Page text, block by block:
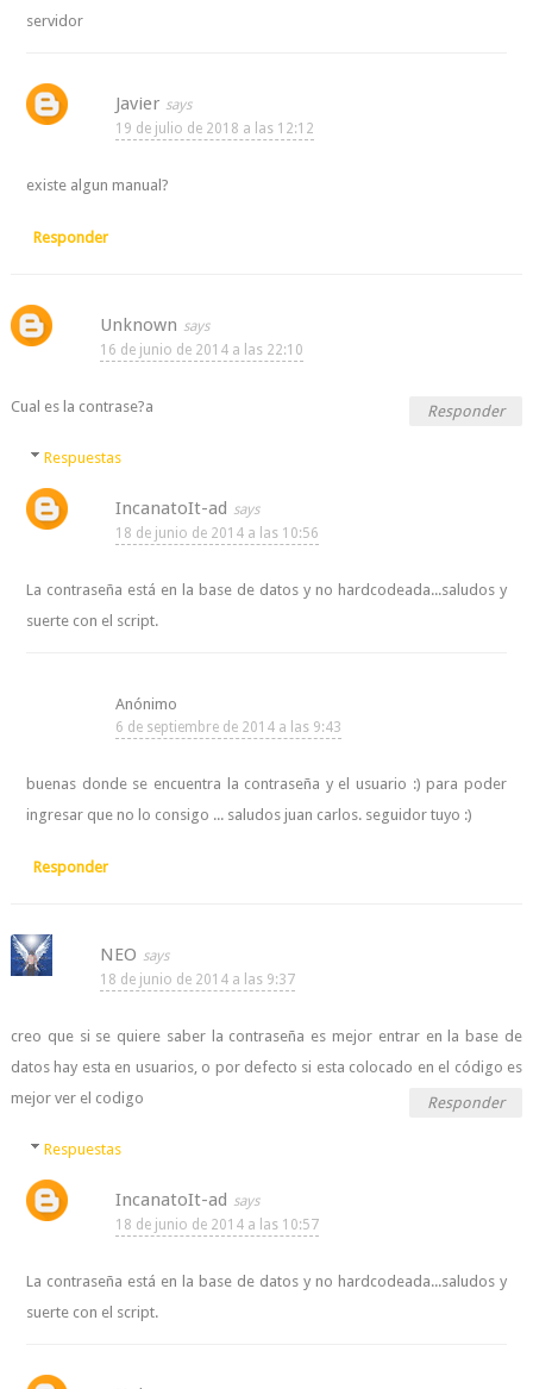
servidor
Javier
19 de julio de 2018 a las 12:12
existe algun manual?
Responder
Unknown
16 de junio de 2014 a las 22:10
Cual es la contrase?a Responder
Respuestas
IncanatoIt-ad
18 de junio de 2014 a las 10:56
La contraseña está en la base de datos y no hardcodeada...saludos y
suerte con el script.
Anónimo
6 de septiembre de 2014 a las 9:43
buenas donde se encuentra la contraseña y el usuario :) para poder
ingresar que no lo consigo ... saludos juan carlos. seguidor tuyo :)
Responder
NEO
18 de junio de 2014 a las 9:37
creo que si se quiere saber la contraseña es mejor entrar en la base de
datos hay esta en usuarios, o por defecto si esta colocado en el código es
mejor ver el codigo
Responder
Respuestas
IncanatoIt-ad
18 de junio de 2014 a las 10:57
La contraseña está en la base de datos y no hardcodeada...saludos y
suerte con el script.